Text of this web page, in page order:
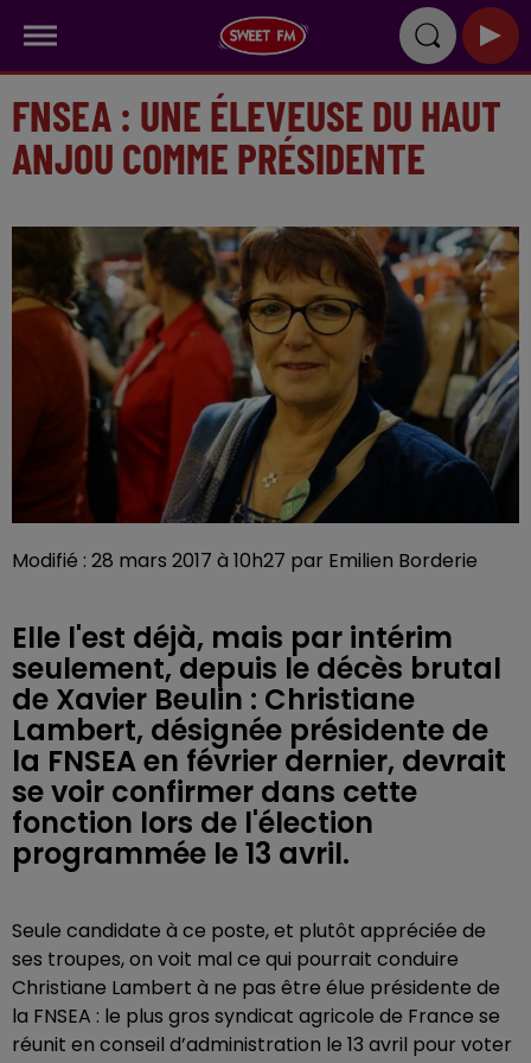
FNSEA : UNE ÉLEVEUSE DU HAUT
ANJOU COMME PRÉSIDENTE
Modifié : 28 mars 2017 à 10h27 par Emilien Borderie
Elle l'est déjà, mais par intérim
seulement, depuis le décès brutal
de Xavier Beulin : Christiane
Lambert, désignée présidente de
la FNSEA en février dernier, devrait
se voir confirmer dans cette
fonction lors de l'élection
programmée le 13 avril.
Seule candidate à ce poste, et plutôt appréciée de
ses troupes, on voit mal ce qui pourrait conduire
Christiane Lambert à ne pas être élue présidente de
la FNSEA : le plus gros syndicat agricole de France se
réunit en conseil d’administration le 13 avril pour voter